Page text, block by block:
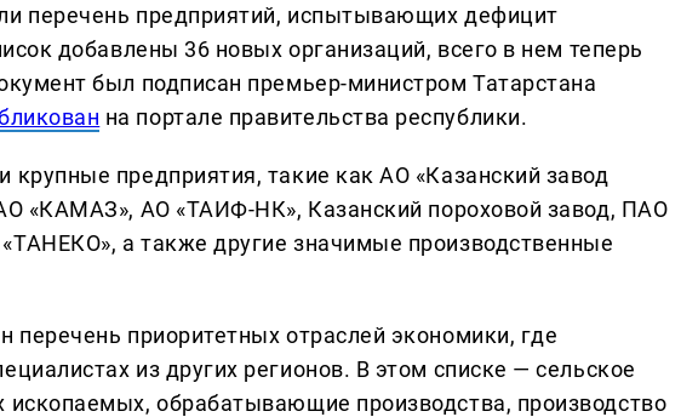
перечень предприятий, испытывающих дефицит
добавлены 36 новых организаций, всего в нем теперь
был подписан премьер-министром Татарстана
на портале правительства республики.
крупные предприятия, такие как АО «Казанский завод
«КАМАЗ», АО «ТАИФ-НК», Казанский пороховой завод, ПАО
а также другие значимые производственные
перечень приоритетных отраслей экономики, где
из других регионов. В этом списке — сельское
ископаемых, обрабатывающие производства, производство